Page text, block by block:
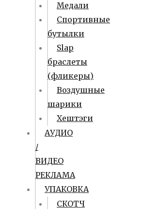
Медали
Спортивные
бутылки
Slap
браслеты
(фликеры)
Воздушные
шарики
Хештэги
АУДИО
/
ВИДЕО
РЕКЛАМА
УПАКОВКА
СКОТЧ